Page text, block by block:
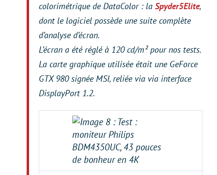
colorimétrique de DataColor : la Spyder5Elite,
dont le logiciel possède une suite complète
d’analyse d’écran.
L’écran a été réglé à 120 cd/m² pour nos tests.
La carte graphique utilisée était une GeForce
GTX 980 signée MSI, reliée via via interface
DisplayPort 1.2.